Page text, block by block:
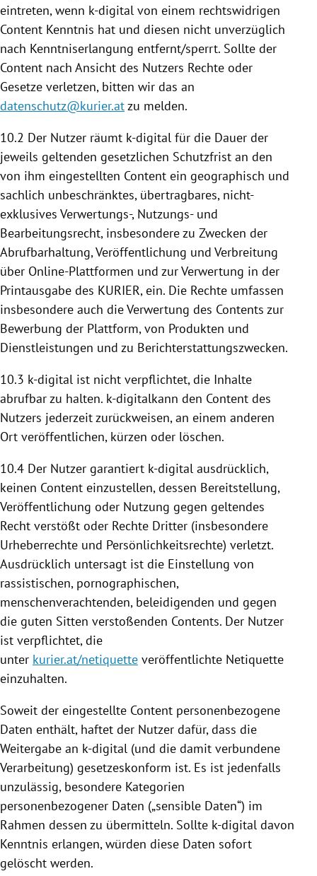
eintreten, wenn k-digital von einem rechtswidrigen
Content Kenntnis hat und diesen nicht unverzüglich
nach Kenntniserlangung entfernt/sperrt. Sollte der
Content nach Ansicht des Nutzers Rechte oder
Gesetze verletzen, bitten wir das an
datenschutz@kurier.atzu melden.
10.2 Der Nutzer räumt k-digital für die Dauer der
jeweils geltenden gesetzlichen Schutzfrist an den
von ihm eingestellten Content ein geographisch und
sachlich unbeschränktes, übertragbares, nicht-
exklusives Verwertungs-, Nutzungs- und
Bearbeitungsrecht, insbesondere zu Zwecken der
Abrufbarhaltung, Veröffentlichung und Verbreitung
über Online-Plattformen und zur Verwertung in der
Printausgabe des KURIER, ein. Die Rechte umfassen
insbesondere auch die Verwertung des Contents zur
Bewerbung der Plattform, von Produkten und
Dienstleistungen und zu Berichterstattungszwecken.
10.3 k-digital ist nicht verpflichtet, die Inhalte
abrufbar zu halten. k-digitalkann den Content des
Nutzers jederzeit zurückweisen, an einem anderen
Ort veröffentlichen, kürzen oder löschen.
10.4 Der Nutzer garantiert k-digital ausdrücklich,
keinen Content einzustellen, dessen Bereitstellung,
Veröffentlichung oder Nutzung gegen geltendes
Recht verstößt oder Rechte Dritter (insbesondere
Urheberrechte und Persönlichkeitsrechte) verletzt.
Ausdrücklich untersagt ist die Einstellung von
rassistischen, pornographischen,
menschenverachtenden, beleidigenden und gegen
die guten Sitten verstoßenden Contents. Der Nutzer
ist verpflichtet, die
unter kurier.at/netiquette veröffentlichte Netiquette
einzuhalten.
Soweit der eingestellte Content personenbezogene
Daten enthält, haftet der Nutzer dafür, dass die
Weitergabe an k-digital (und die damit verbundene
Verarbeitung) gesetzeskonform ist. Es ist jedenfalls
unzulässig, besondere Kategorien
personenbezogener Daten („sensible Daten“) im
Rahmen dessen zu übermitteln. Sollte k-digital davon
Kenntnis erlangen, würden diese Daten sofort
gelöscht werden.